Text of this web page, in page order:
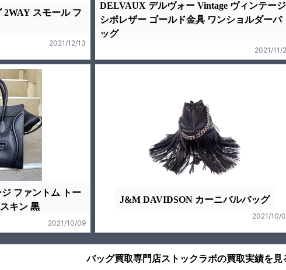
スモール フ
2021/12/13
DELVAUX デルヴォー Vintage ヴィンテージ
シボレザー ゴールド金具 ワンショルダーバ
ッグ
2021/11/
ファントム トー
キン 黒
2021/10/09
J&M DAVIDSON カーニバルバッグ
2021/10/
バッグ買取専門店ストックラボの買取実績を見